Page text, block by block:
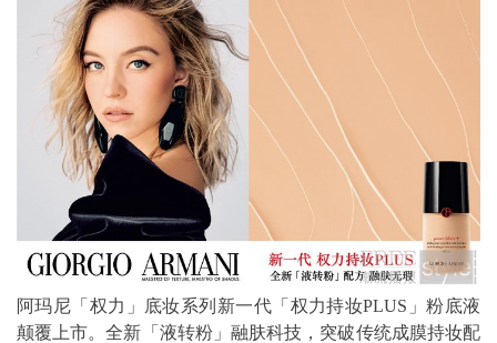
阿玛尼「权力」底妆系列新一代「权力持妆PLUS」粉底液
颠覆上市。全新「液转粉」融肤科技，突破传统成膜持妆配